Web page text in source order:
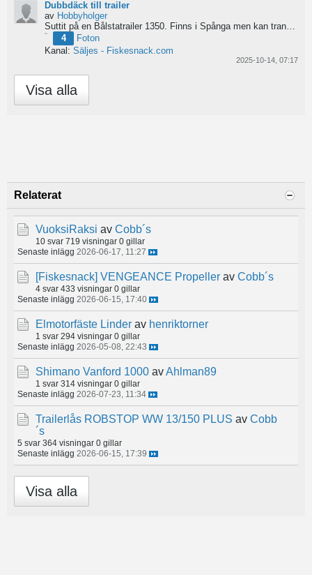
Dubbdäck till trailer
av Hobbyholger
Suttit på en Bålstatrailer 1350. Finns i Spånga men kan transporteras mot Linköping. 500kr
4
Foton
Kanal: Säljes - Fiskesnack.com
2025-10-14, 07:17
Visa alla
Relaterat
VuoksiRaksi av Cobb´s
10 svar 719 visningar 0 gillar
Senaste inlägg 2026-06-17, 11:27
[Fiskesnack] VENGEANCE Propeller av Cobb´s
4 svar 433 visningar 0 gillar
Senaste inlägg 2026-06-15, 17:40
Elmotorfäste Linder av henriktorner
1 svar 294 visningar 0 gillar
Senaste inlägg 2026-05-08, 22:43
Shimano Vanford 1000 avAhlman89
1 svar 314 visningar 0 gillar
Senaste inlägg 2026-07-23, 11:34
Trailerlås ROBSTOP WW 13/150 PLUS av Cobb
´s
5 svar 364 visningar 0 gillar
Senaste inlägg 2026-06-15, 17:39
Visa alla